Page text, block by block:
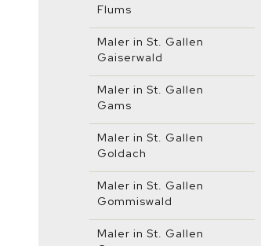
Flums
Maler in St. Gallen
Gaiserwald
Maler in St. Gallen
Gams
Maler in St. Gallen
Goldach
Maler in St. Gallen
Gommiswald
Maler in St. Gallen